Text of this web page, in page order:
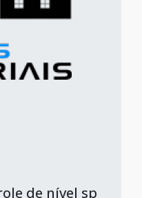
de nível sp